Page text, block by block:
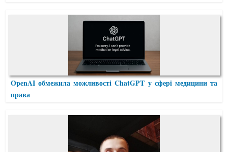
OpenAI обмежила можливості ChatGPT у сфері медицини та
права